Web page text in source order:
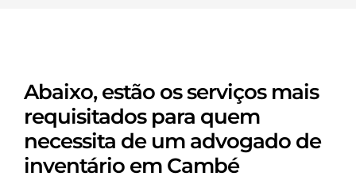
Abaixo, estão os serviços mais
requisitados para quem
necessita de um advogado de
inventário em Cambé